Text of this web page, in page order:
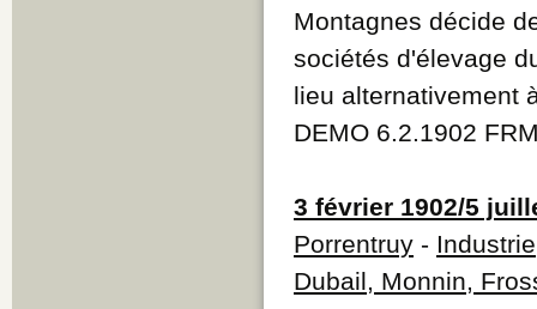
Montagnes décide
sociétés d'élevage
lieu alternativement
DEMO 6.2.1902
3 février 1902/5
Porrentruy - Industrie
Dubail, Monnin,